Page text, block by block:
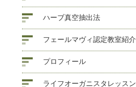
ハーブ真空抽出法
フェールマヴィ認定教室紹介
プロフィール
ライフオーガニスタレッスン